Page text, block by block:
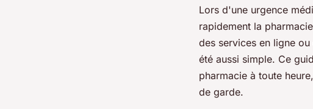
Trouvez rapidement
de garde en urgence
Lors d'une urgence
rapidement la
des services en ligne
été aussi simple. Ce
pharmacie à toute
de garde.